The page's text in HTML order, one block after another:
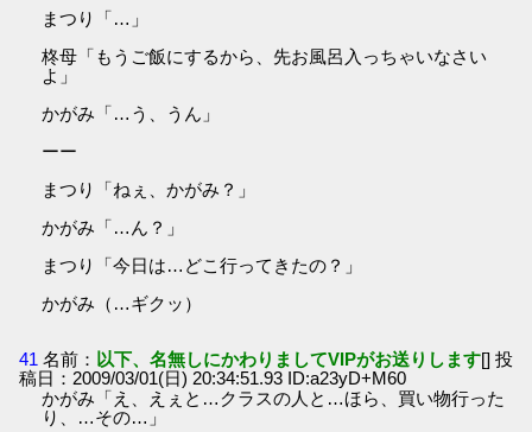
まつり「…」
柊母「もうご飯にするから、先お風呂入っちゃいなさい
よ」
かがみ「…う、うん」
ーー
まつり「ねぇ、かがみ？」
かがみ「…ん？」
まつり「今日は…どこ行ってきたの？」
かがみ（…ギクッ）
41 名前： 以下、名無しにかわりましてVIPがお送りします[] 投
稿日：2009/03/01(日) 20:34:51.93 ID:a23yD+M60
かがみ「え、えぇと…クラスの人と…ほら、買い物行った
り、…その…」